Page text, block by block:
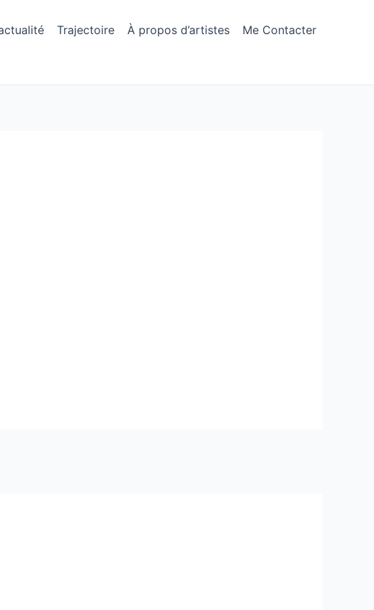
Trajectoire À propos d’artistes Me Contacter